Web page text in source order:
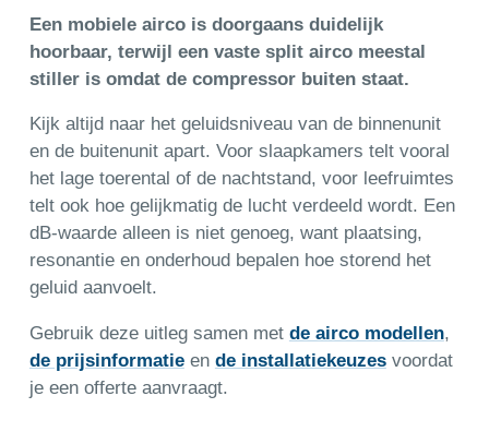
Een mobiele airco is doorgaans duidelijk
hoorbaar, terwijl een vaste split airco meestal
stiller is omdat de compressor buiten staat.
Kijk altijd naar het geluidsniveau van de binnenunit
en de buitenunit apart. Voor slaapkamers telt vooral
het lage toerental of de nachtstand, voor leefruimtes
telt ook hoe gelijkmatig de lucht verdeeld wordt. Een
dB-waarde alleen is niet genoeg, want plaatsing,
resonantie en onderhoud bepalen hoe storend het
geluid aanvoelt.
Gebruik deze uitleg samen met de airco modellen,
de prijsinformatieen de installatiekeuzesvoordat
je een offerte aanvraagt.